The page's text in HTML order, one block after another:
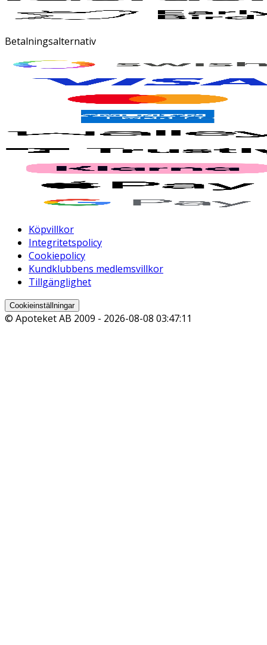
Betalningsalternativ
Köpvillkor
Integritetspolicy
Cookiepolicy
Kundklubbens medlemsvillkor
Tillgänglighet
Cookieinställningar
© Apoteket AB 2009 - 2026-08-08 03:47:11